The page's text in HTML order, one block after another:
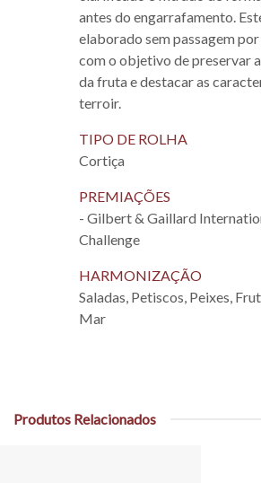
antes do engarrafamento.
elaborado sem passagem
com o objetivo de preservar
da fruta e destacar as
terroir.
TIPO DE ROLHA
Cortiça
PREMIAÇÕES
- Gilbert & Gaillard
Challenge
HARMONIZAÇÃO
Saladas, Petiscos, Peixes,
Mar
Produtos Relacionados